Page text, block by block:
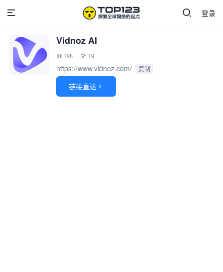
登录
Vidnoz AI
798 19
https://www.vidnoz.com/ 复制
链接直达 